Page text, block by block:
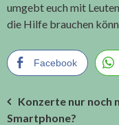
umgebt euch mit
die Hilfe brauchen
Facebook
Konzerte nur noch
Smartphone?